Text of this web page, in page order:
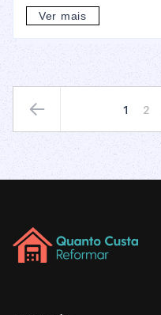
Ver mais
1 2